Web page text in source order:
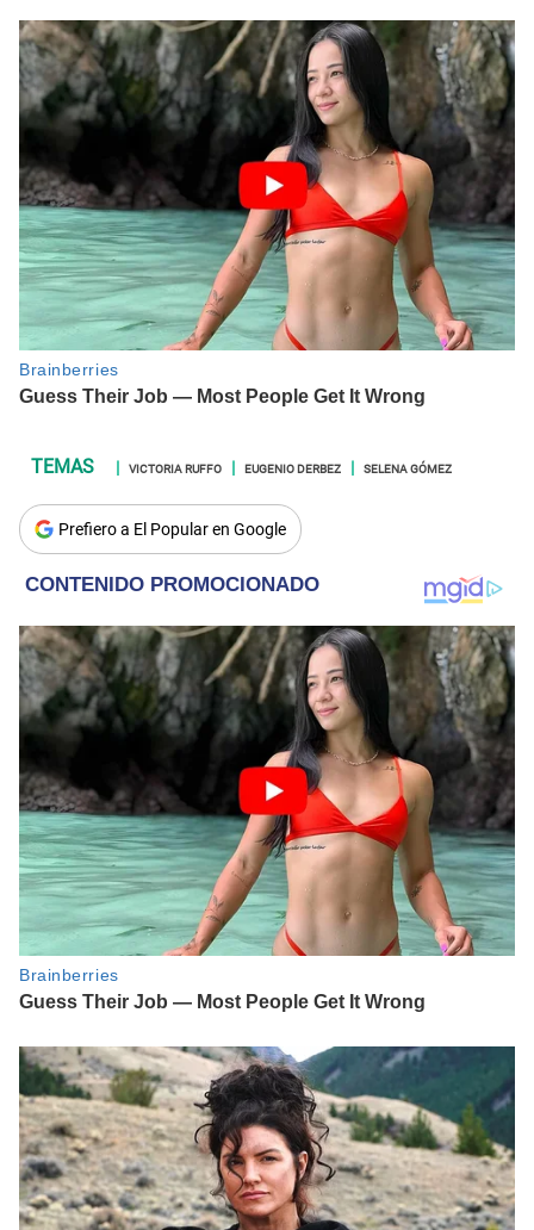
VICTORIA RUFFO EUGENIO DERBEZ SELENA GÓMEZ
Prefiero a El Popular en Google